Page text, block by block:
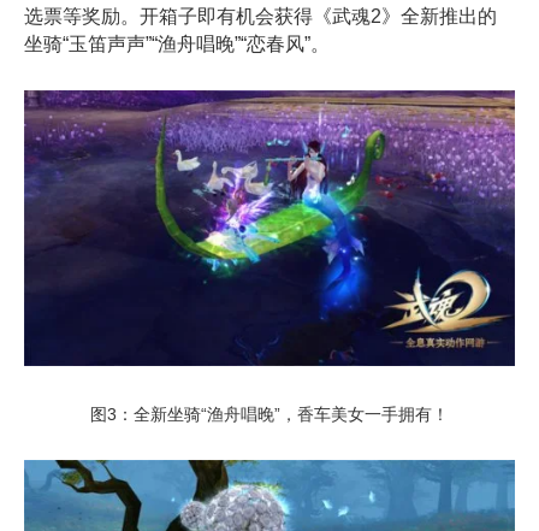
选票等奖励。开箱子即有机会获得《武魂2》全新推出的
坐骑“玉笛声声”“渔舟唱晚”“恋春风”。
图3：全新坐骑“渔舟唱晚”，香车美女一手拥有！